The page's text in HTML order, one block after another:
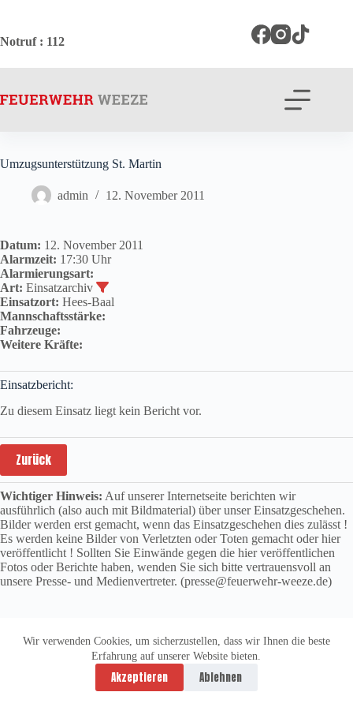
springen
Wir verwenden Cookies, um sicherzustellen, dass wir Ihnen die beste
Erfahrung auf unserer Website bieten.
Akzeptieren Ablehnen
Notruf: 112
Umzugsunterstützung St. Martin
admin 12. November 2011
Datum: 12. November 2011
Alarmzeit: 17:30 Uhr
Alarmierungsart:
Art: Einsatzarchiv
Einsatzort: Hees-Baal
Mannschaftsstärke:
Fahrzeuge:
Weitere Kräfte:
Einsatzbericht:
Zu diesem Einsatz liegt kein Bericht vor.
Zurück
Wichtiger Hinweis: Auf unserer Internetseite berichten wir
ausführlich (also auch mit Bildmaterial) über unser Einsatzgeschehen.
Bilder werden erst gemacht, wenn das Einsatzgeschehen dies zulässt !
Es werden keine Bilder von Verletzten oder Toten gemacht oder hier
veröffentlicht ! Sollten Sie Einwände gegen die hier veröffentlichen
Fotos oder Berichte haben, wenden Sie sich bitte vertrauensvoll an
unsere Presse- und Medienvertreter. (presse@feuerwehr-weeze.de)
Datenschutzerklärung
Impressum
Copyright © 2026 -
vitolution